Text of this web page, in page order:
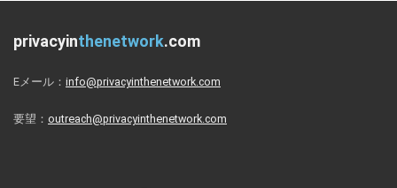
privacyinthenetwork.com
Eメール： info@privacyinthenetwork.com
要望： outreach@privacyinthenetwork.com